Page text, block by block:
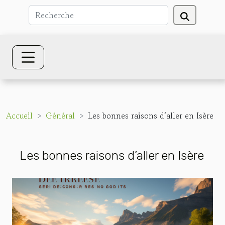
Accueil Général Les bonnes raisons d’aller en Isère
Les bonnes raisons d’aller en Isère